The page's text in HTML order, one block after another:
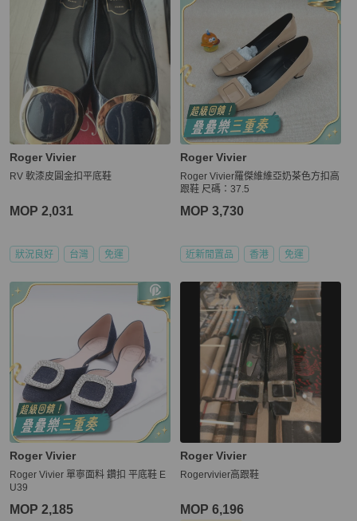
Roger Vivier
RV 軟漆皮圓金扣平底鞋
MOP 2,031
狀況良好 台灣 免運
Roger Vivier
Roger Vivier羅傑維維亞奶茶色方扣高
跟鞋 尺碼：37.5
MOP 3,730
近新閒置品 香港 免運
Roger Vivier
Roger Vivier 單寧面料 鑽扣 平底鞋 E
U39
MOP 2,185
Roger Vivier
Rogervivier高跟鞋
MOP 6,196